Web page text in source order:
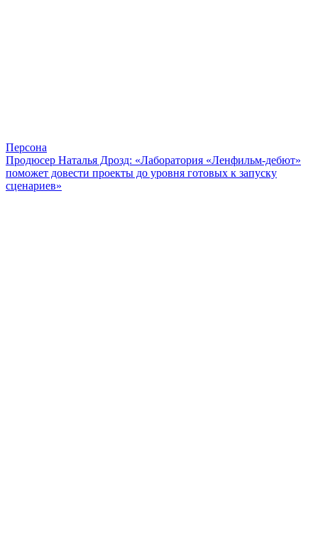
Персона
Продюсер Наталья Дрозд: «Лаборатория «Ленфильм-дебют»
поможет довести проекты до уровня готовых к запуску
сценариев»